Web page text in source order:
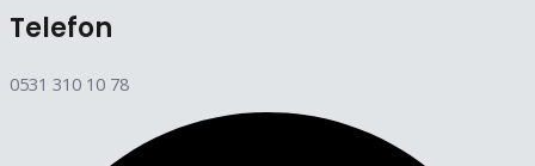
Telefon
0531 310 10 78